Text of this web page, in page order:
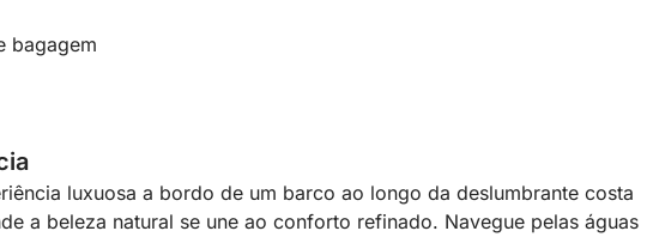
bagagem
luxuosa a bordo de um barco ao longo da deslumbrante costa
a beleza natural se une ao conforto refinado. Navegue pelas águas